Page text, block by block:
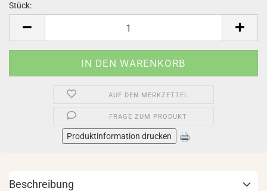
Stück:
AUF DEN MERKZETTEL
FRAGE ZUM PRODUKT
Produktinformation drucken
Beschreibung